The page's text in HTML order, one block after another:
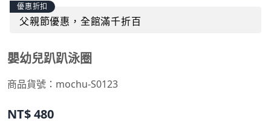
優惠折扣
父親節優惠，全館滿千折百
嬰幼兒趴趴泳圈
商品貨號： mochu-S0123
NT$480